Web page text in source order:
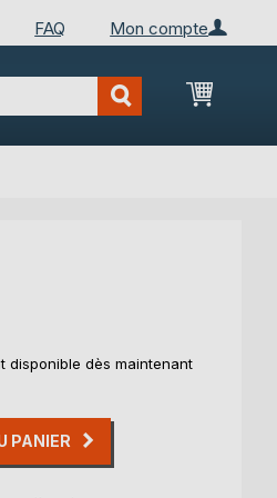
Mon compte
FAQ
Mon
disponible dès maintenant
PANIER